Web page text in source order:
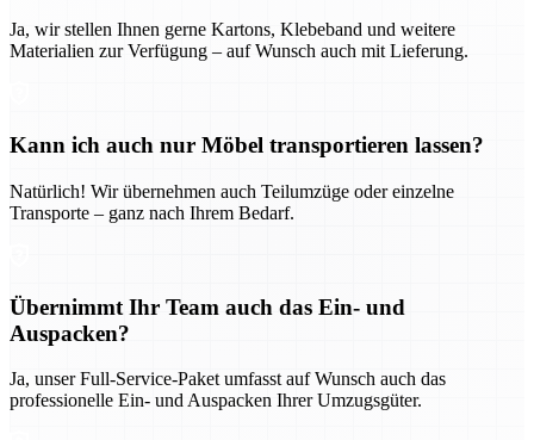
Ja, wir stellen Ihnen gerne Kartons, Klebeband und weitere
Materialien zur Verfügung – auf Wunsch auch mit Lieferung.
Kann ich auch nur Möbel transportieren lassen?
Natürlich! Wir übernehmen auch Teilumzüge oder einzelne
Transporte – ganz nach Ihrem Bedarf.
Übernimmt Ihr Team auch das Ein- und
Auspacken?
Ja, unser Full-Service-Paket umfasst auf Wunsch auch das
professionelle Ein- und Auspacken Ihrer Umzugsgüter.